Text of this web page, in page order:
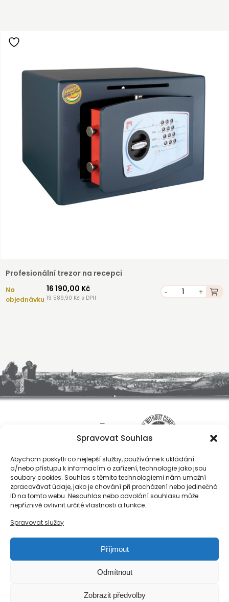
Spravovat Souhlas
Abychom poskytli co nejlepší služby, používáme k ukládání
a/nebo přístupu k informacím o zařízení, technologie jako jsou
soubory cookies. Souhlas s těmito technologiemi nám umožní
zpracovávat údaje, jako je chování při procházení nebo jedinečná
ID na tomto webu. Nesouhlas nebo odvolání souhlasu může
nepříznivě ovlivnit určité vlastnosti a funkce.
Spravovat služby
Příjmout
Odmítnout
Zobrazit předvolby
Profesionální trezor na recepci
Na
objednávku
16 190,00 Kč
19 589,90 Kč s DPH
- +
O nás
Obchodní podmínky
Zásady ochrany osobních údajů
Zásady cookies (EU)